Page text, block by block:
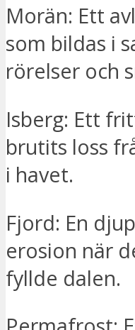
Morän: Ett
som bildas i
rörelser och
Isberg: Ett
brutits loss
i havet.
Fjord: En
erosion när
fyllde dalen.